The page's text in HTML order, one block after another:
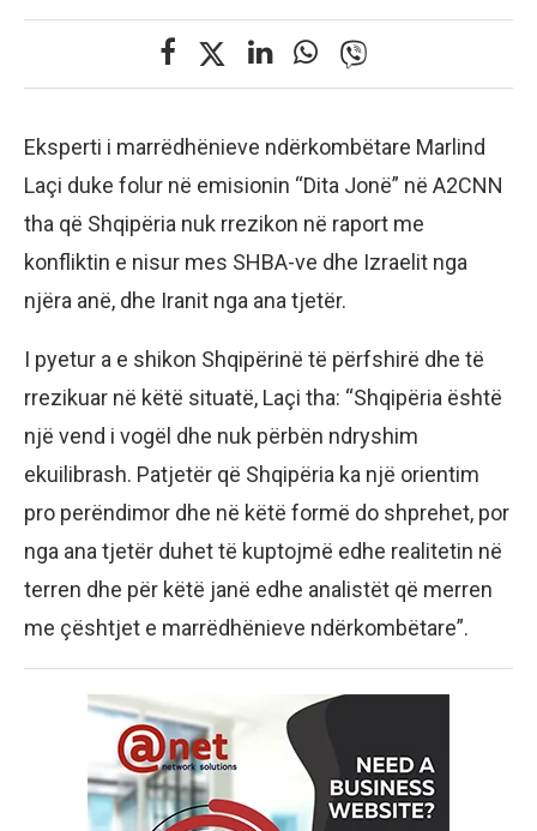
Eksperti i marrëdhënieve ndërkombëtare Marlind
Laçi duke folur në emisionin “Dita Jonë” në A2CNN
tha që Shqipëria nuk rrezikon në raport me
konfliktin e nisur mes SHBA-ve dhe Izraelit nga
njëra anë, dhe Iranit nga ana tjetër.
I pyetur a e shikon Shqipërinë të përfshirë dhe të
rrezikuar në këtë situatë, Laçi tha: “Shqipëria është
një vend i vogël dhe nuk përbën ndryshim
ekuilibrash. Patjetër që Shqipëria ka një orientim
pro perëndimor dhe në këtë formë do shprehet, por
nga ana tjetër duhet të kuptojmë edhe realitetin në
terren dhe për këtë janë edhe analistët që merren
me çështjet e marrëdhënieve ndërkombëtare”.